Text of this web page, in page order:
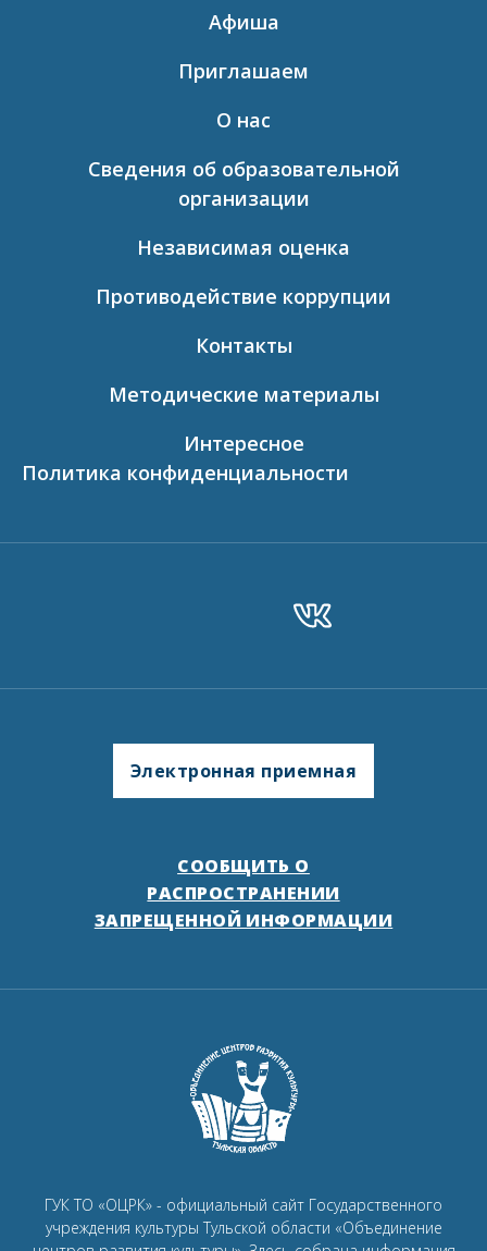
Афиша
Приглашаем
О нас
Сведения об образовательной
организации
Независимая оценка
Противодействие коррупции
Контакты
Методические материалы
Интересное
Политика конфиденциальности
СООБЩИТЬ О
РАСПРОСТРАНЕНИИ
ЗАПРЕЩЕННОЙ ИНФОРМАЦИИ
Электронная приемная
ГУК ТО «ОЦРК» - официальный сайт Государственного
учреждения культуры Тульской области «Объединение